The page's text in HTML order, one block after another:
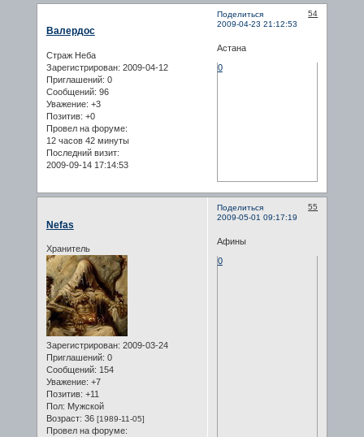
Поделиться
54
2009-04-23 21:12:53
Валердос
Страж Неба
Зарегистрирован: 2009-04-12
Приглашений: 0
Сообщений: 96
Уважение: +3
Позитив: +0
Провел на форуме:
12 часов 42 минуты
Последний визит:
2009-09-14 17:14:53
Астана
0
Поделиться
55
2009-05-01 09:17:19
Nefas
Хранитель
Зарегистрирован: 2009-03-24
Приглашений: 0
Сообщений: 154
Уважение: +7
Позитив: +11
Пол: Мужской
Возраст: 36 [1989-11-05]
Провел на форуме:
Афины
0